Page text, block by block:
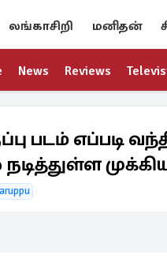
லங்காசிறி மனிதன்
News Reviews
படம் எப்படி